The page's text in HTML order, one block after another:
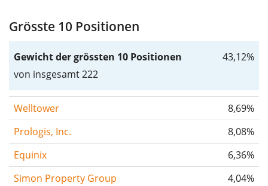
Grösste 10 Positionen
Gewicht der grössten 10 Positionen
von insgesamt 222
43,12%
Welltower
8,69%
Prologis, Inc.
8,08%
Equinix
6,36%
Simon Property Group
4,04%